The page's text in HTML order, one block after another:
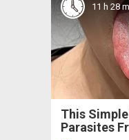
11 h 28
This Simple
Parasites